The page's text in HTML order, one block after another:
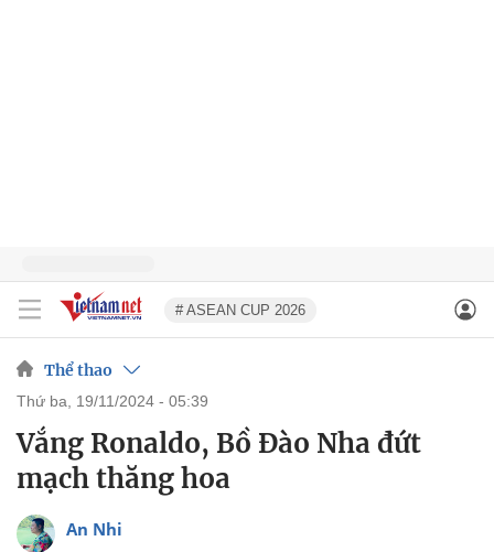
# ASEAN CUP 2026
Thể thao
thứ ba, 19/11/2024 - 05:39
Vắng Ronaldo, Bồ Đào Nha đứt
mạch thăng hoa
An Nhi